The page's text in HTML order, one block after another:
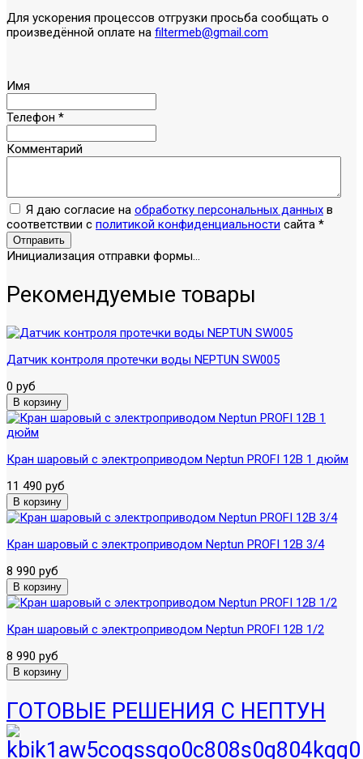
Для ускорения процессов отгрузки просьба сообщать о
произведённой оплате на filtermeb@gmail.com
Имя
Телефон *
Комментарий
Я даю согласие на обработку персональных данных в
соответствии с политикой конфиденциальности сайта *
Отправить
Инициализация отправки формы...
Рекомендуемые товары
Датчик контроля протечки воды NEPTUN SW005
0 руб
Кран шаровый с электроприводом Neptun PROFI 12В 1 дюйм
11 490 руб
Кран шаровый с электроприводом Neptun PROFI 12В 3/4
8 990 руб
Кран шаровый с электроприводом Neptun PROFI 12В 1/2
8 990 руб
ГОТОВЫЕ РЕШЕНИЯ С НЕПТУН